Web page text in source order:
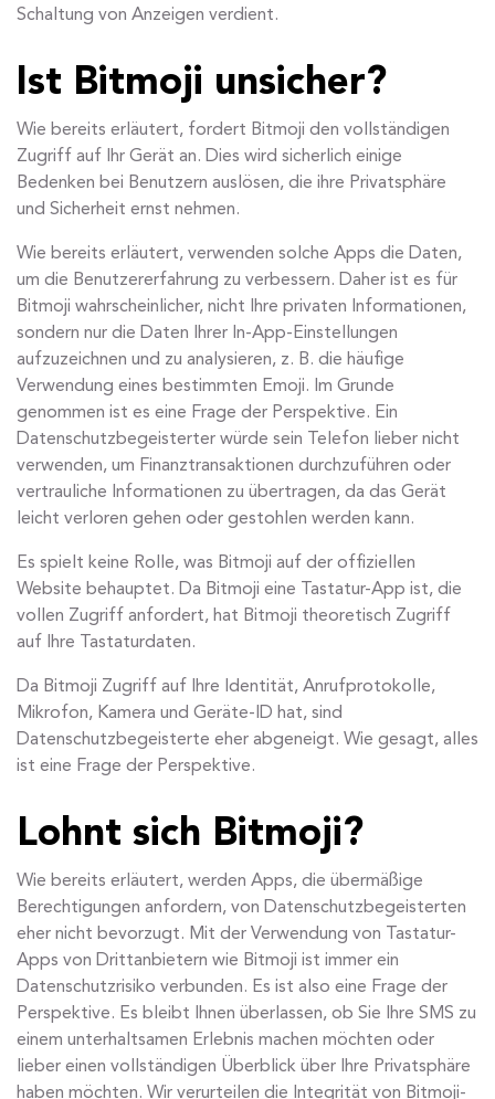
Schaltung von Anzeigen verdient.
Ist Bitmoji unsicher?
Wie bereits erläutert, fordert Bitmoji den vollständigen
Zugriff auf Ihr Gerät an. Dies wird sicherlich einige
Bedenken bei Benutzern auslösen, die ihre Privatsphäre
und Sicherheit ernst nehmen.
Wie bereits erläutert, verwenden solche Apps die Daten,
um die Benutzererfahrung zu verbessern. Daher ist es für
Bitmoji wahrscheinlicher, nicht Ihre privaten Informationen,
sondern nur die Daten Ihrer In-App-Einstellungen
aufzuzeichnen und zu analysieren, z. B. die häufige
Verwendung eines bestimmten Emoji. Im Grunde
genommen ist es eine Frage der Perspektive. Ein
Datenschutzbegeisterter würde sein Telefon lieber nicht
verwenden, um Finanztransaktionen durchzuführen oder
vertrauliche Informationen zu übertragen, da das Gerät
leicht verloren gehen oder gestohlen werden kann.
Es spielt keine Rolle, was Bitmoji auf der offiziellen
Website behauptet. Da Bitmoji eine Tastatur-App ist, die
vollen Zugriff anfordert, hat Bitmoji theoretisch Zugriff
auf Ihre Tastaturdaten.
Da Bitmoji Zugriff auf Ihre Identität, Anrufprotokolle,
Mikrofon, Kamera und Geräte-ID hat, sind
Datenschutzbegeisterte eher abgeneigt. Wie gesagt, alles
ist eine Frage der Perspektive.
Lohnt sich Bitmoji?
Wie bereits erläutert, werden Apps, die übermäßige
Berechtigungen anfordern, von Datenschutzbegeisterten
eher nicht bevorzugt. Mit der Verwendung von Tastatur-
Apps von Drittanbietern wie Bitmoji ist immer ein
Datenschutzrisiko verbunden. Es ist also eine Frage der
Perspektive. Es bleibt Ihnen überlassen, ob Sie Ihre SMS zu
einem unterhaltsamen Erlebnis machen möchten oder
lieber einen vollständigen Überblick über Ihre Privatsphäre
haben möchten. Wir verurteilen die Integrität von Bitmoji-